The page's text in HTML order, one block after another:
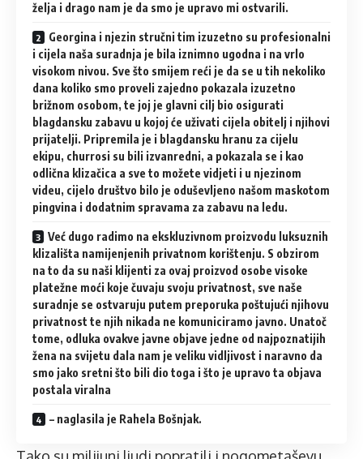
želja i drago nam je da smo je upravo mi ostvarili.
Georgina i njezin stručni tim izuzetno su profesionalni
i cijela naša suradnja je bila iznimno ugodna i na vrlo
visokom nivou. Sve što smijem reći je da se u tih nekoliko
dana koliko smo proveli zajedno pokazala izuzetno
brižnom osobom, te joj je glavni cilj bio osigurati
blagdansku zabavu u kojoj će uživati cijela obitelj i njihovi
prijatelji. Pripremila je i blagdansku hranu za cijelu
ekipu, churrosi su bili izvanredni, a pokazala se i kao
odlična klizačica a sve to možete vidjeti i u njezinom
videu, cijelo društvo bilo je oduševljeno našom maskotom
pingvina i dodatnim spravama za zabavu na ledu.
Već dugo radimo na ekskluzivnom proizvodu luksuznih
klizališta namijenjenih privatnom korištenju. S obzirom
na to da su naši klijenti za ovaj proizvod osobe visoke
platežne moći koje čuvaju svoju privatnost, sve naše
suradnje se ostvaruju putem preporuka poštujući njihovu
privatnost te njih nikada ne komuniciramo javno. Unatoč
tome, odluka ovakve javne objave jedne od najpoznatijih
žena na svijetu dala nam je veliku vidljivost i naravno da
smo jako sretni što bili dio toga i što je upravo ta objava
postala viralna
– naglasila je Rahela Bošnjak.